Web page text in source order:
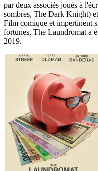
par deux associés joués à
sombres, The Dark Knight)
Film comique et impertinent
fortunes, The Laundromat a
2019.